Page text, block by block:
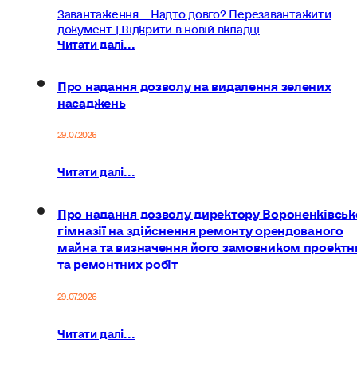
Завантаження... Надто довго? Перезавантажити
документ | Відкрити в новій вкладці
Читати далі...
Про надання дозволу на видалення зелених
насаджень
29.07.2026
Читати далі...
Про надання дозволу директору
гімназії на здійснення ремонту орендованого
майна та визначення його замовником
та ремонтних робіт
29.07.2026
Читати далі...